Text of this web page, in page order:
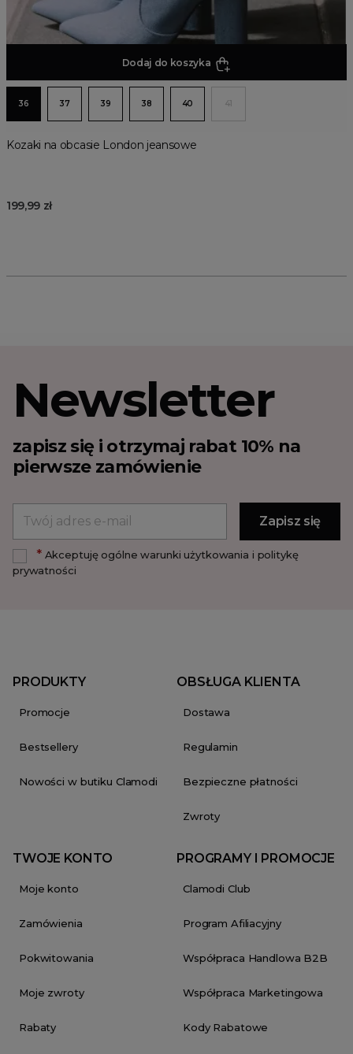
Dodaj do koszyka
36 37 39 38 40 41
Kozaki na obcasie London jeansowe
199,99 zł
Newsletter
zapisz się i otrzymaj rabat 10% na
pierwsze zamówienie
*Akceptuję ogólne warunki użytkowania i politykę
prywatności
PRODUKTY
Promocje
Bestsellery
Nowości w butiku Clamodi
OBSŁUGA KLIENTA
Dostawa
Regulamin
Bezpieczne płatności
Zwroty
TWOJE KONTO
Moje konto
Zamówienia
Pokwitowania
Moje zwroty
Rabaty
PROGRAMY I PROMOCJE
Clamodi Club
Program Afiliacyjny
Współpraca Handlowa B2B
Współpraca Marketingowa
Kody Rabatowe